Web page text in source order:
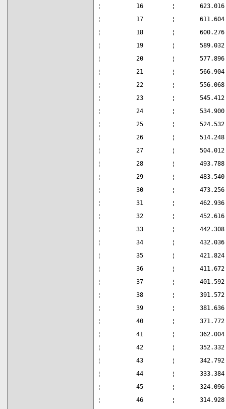
¦          16        ¦
¦          17        ¦
¦          18        ¦
¦          19        ¦
¦          20        ¦
¦          21        ¦
¦          22        ¦
¦          23        ¦
¦          24        ¦
¦          25        ¦
¦          26        ¦
¦          27        ¦
¦          28        ¦
¦          29        ¦
¦          30        ¦
¦          31        ¦
¦          32        ¦
¦          33        ¦
¦          34        ¦
¦          35        ¦
¦          36        ¦
¦          37        ¦
¦          38        ¦
¦          39        ¦
¦          40        ¦
¦          41        ¦
¦          42        ¦
¦          43        ¦
¦          44        ¦
¦          45        ¦
¦          46        ¦